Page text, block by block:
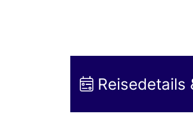
Reisedetails